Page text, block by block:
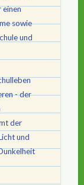
einen
sowie
und
- der
der
und